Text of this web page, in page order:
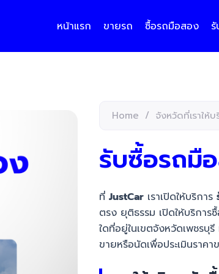
หน้าแรก ขายรถ ซื้อรถมือสอง
Home / จังหวัดที่เราให้
รับซื้อรถมื
ที่ JustCar เราเปิดให้บริการ
ตรง ยุติธรรม เปิดให้บริการ
ใดที่อยู่ในเขตจังหวัดเพชรบุ
ขายหรือนัดเพื่อประเมินราค